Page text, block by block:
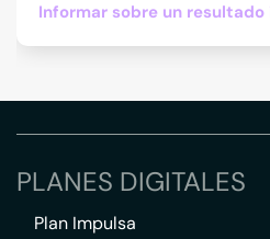
Informar sobre un
PLANES DIGITALES
Plan Impulsa